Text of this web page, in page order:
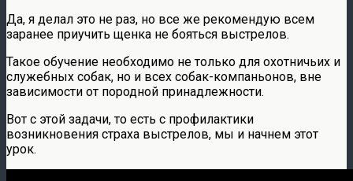
Да, я делал это не раз, но все же рекомендую всем
заранее приучить щенка не бояться выстрелов.
Такое обучение необходимо не только для охотничьих и
служебных собак, но и всех собак-компаньонов, вне
зависимости от породной принадлежности.
Вот с этой задачи, то есть с профилактики
возникновения страха выстрелов, мы и начнем этот
урок.